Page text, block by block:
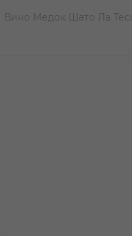
Вино Медок Шато Ла